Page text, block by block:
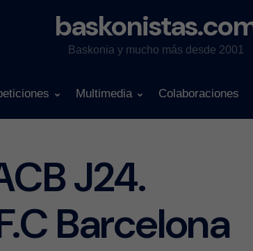
Baskonia y mucho más desde 2001
Multimedia Colaboraciones
J24.
Barcelona